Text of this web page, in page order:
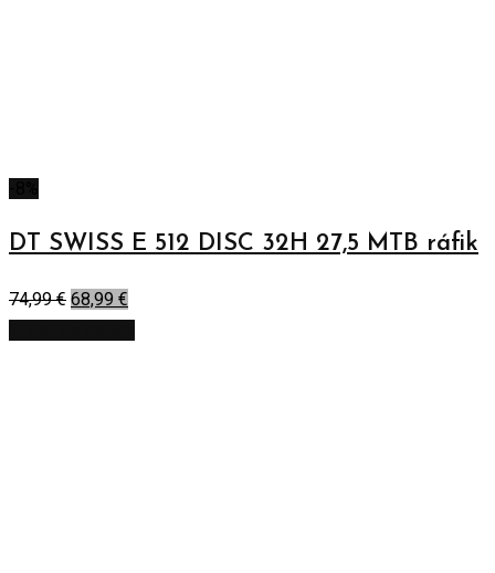
DT SWISS E 512 DISC 32H 27,5 MTB ráfik
74,99€ 68,99 €